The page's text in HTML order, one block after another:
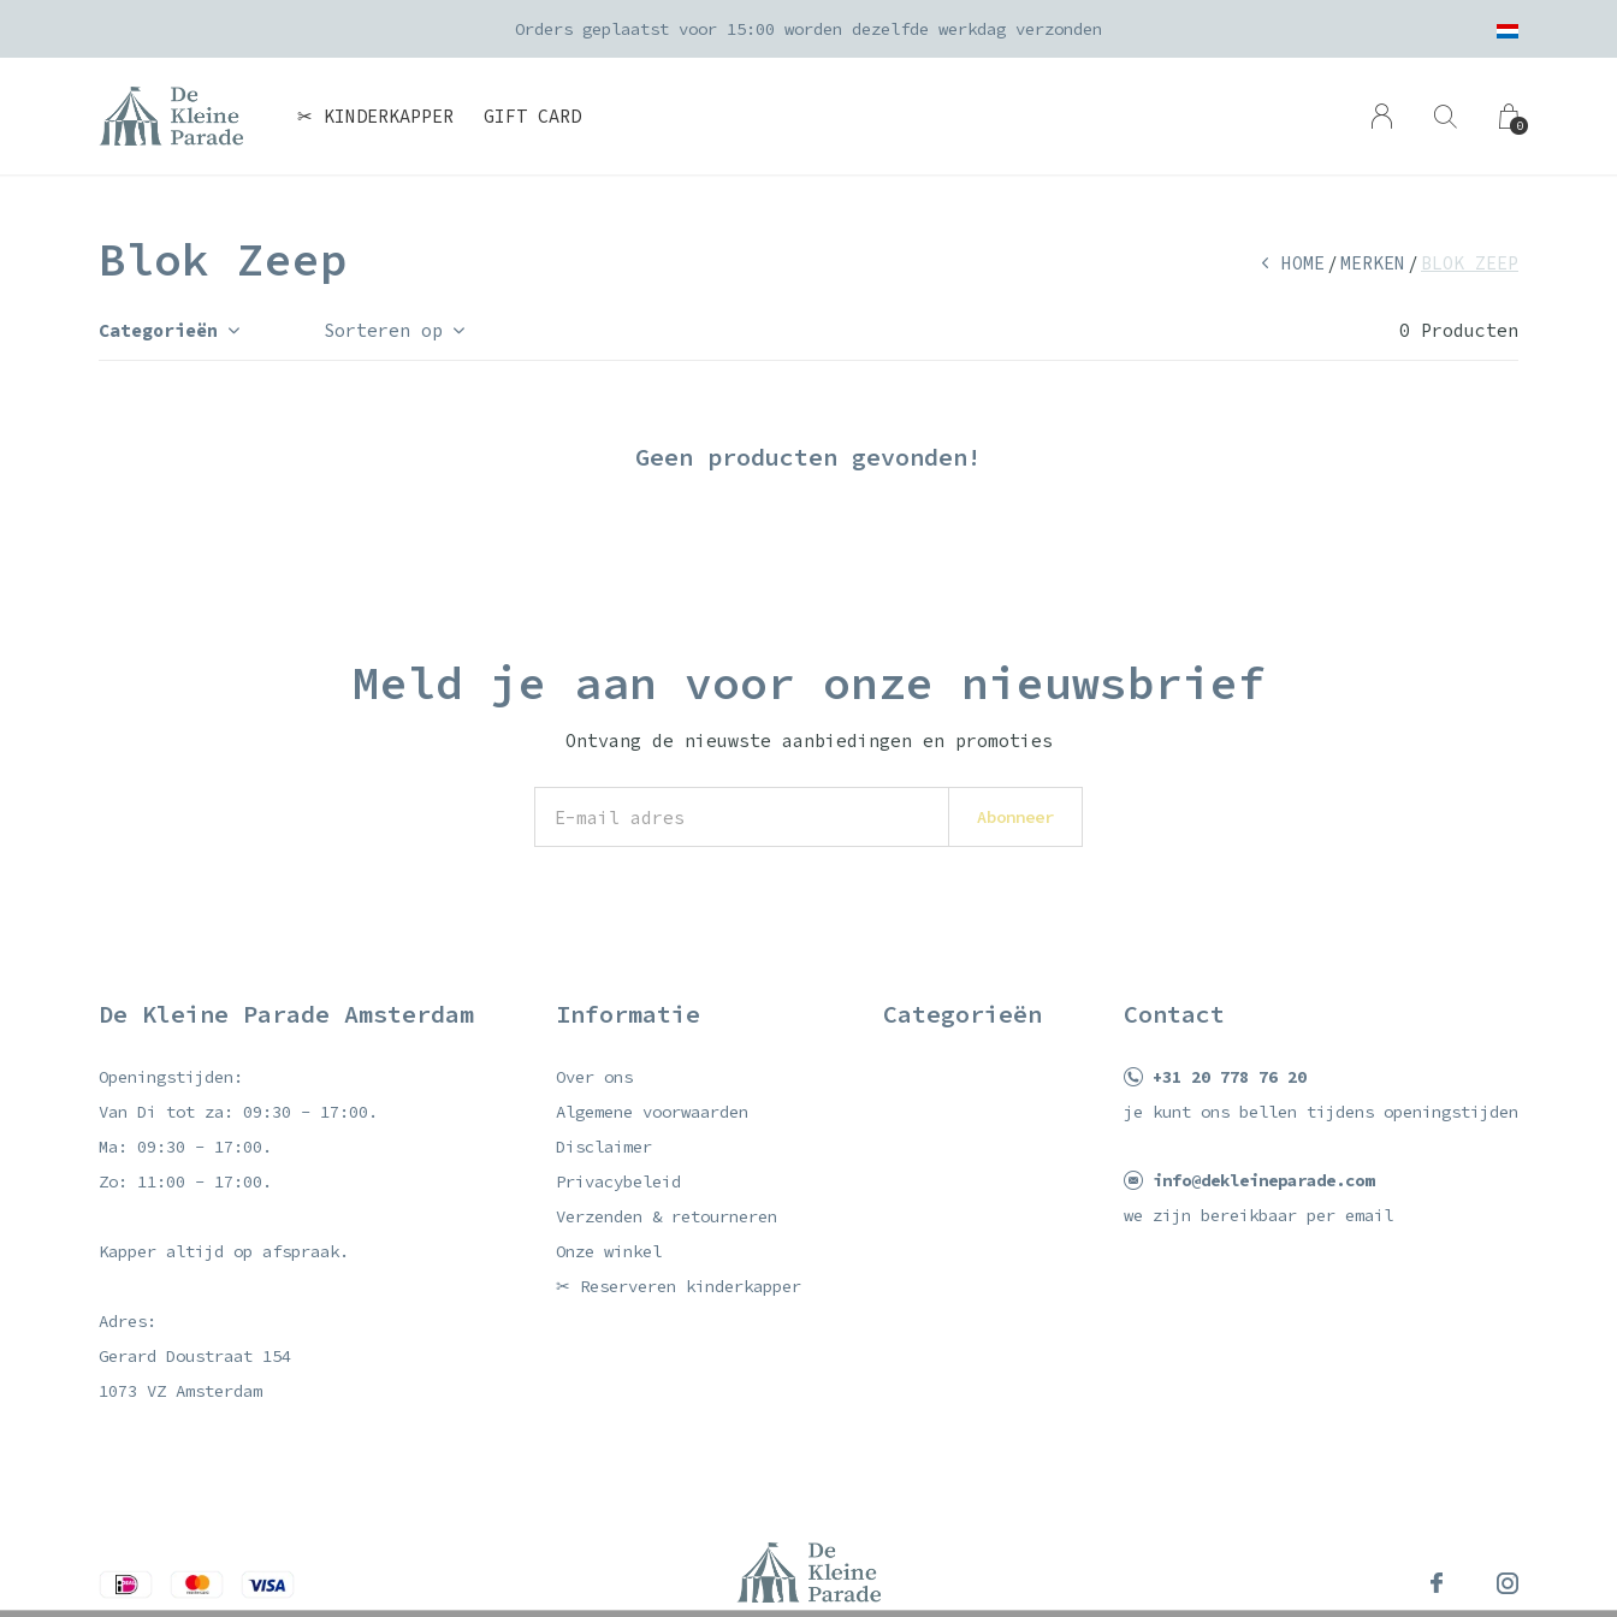
✂ KINDERKAPPER GIFT CARD 0
Orders geplaatst voor 15:00 worden dezelfde werkdag verzonden
Blok Zeep HOME MERKEN BLOK ZEEP
Categorieën Sorteren op 0 Producten
Geen producten gevonden!
Meld je aan voor onze nieuwsbrief
Ontvang de nieuwste aanbiedingen en promoties
Abonneer
De Kleine Parade Amsterdam
Openingstijden:
Van Di tot za: 09:30 - 17:00.
Ma: 09:30 - 17:00.
Zo: 11:00 - 17:00.
Kapper altijd op afspraak.
Adres:
Gerard Doustraat 154
1073 VZ Amsterdam
Informatie
Over ons
Algemene voorwaarden
Disclaimer
Privacybeleid
Verzenden & retourneren
Onze winkel
✂ Reserveren kinderkapper
Categorieën Contact
+31 20 778 76 20
je kunt ons bellen tijdens openingstijden
info@dekleineparade.com
we zijn bereikbaar per email